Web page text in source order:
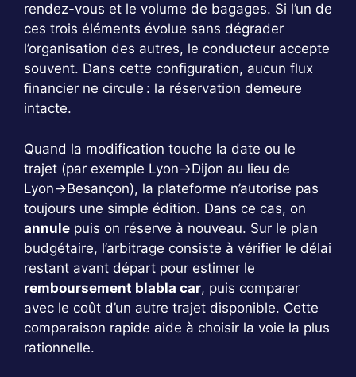
rendez-vous et le volume de bagages. Si l’un de
ces trois éléments évolue sans dégrader
l’organisation des autres, le conducteur accepte
souvent. Dans cette configuration, aucun flux
financier ne circule : la réservation demeure
intacte.
Quand la modification touche la date ou le
trajet (par exemple Lyon→Dijon au lieu de
Lyon→Besançon), la plateforme n’autorise pas
toujours une simple édition. Dans ce cas, on
annule puis on réserve à nouveau. Sur le plan
budgétaire, l’arbitrage consiste à vérifier le délai
restant avant départ pour estimer le
remboursement blabla car, puis comparer
avec le coût d’un autre trajet disponible. Cette
comparaison rapide aide à choisir la voie la plus
rationnelle.